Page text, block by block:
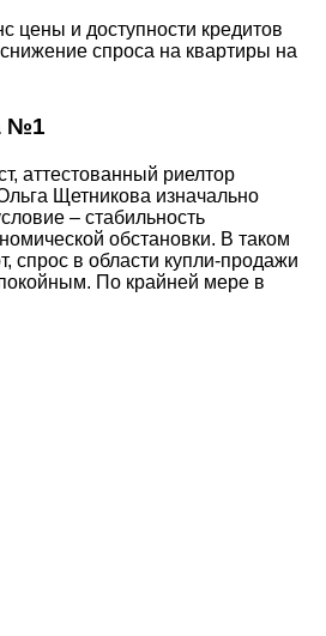
цены и доступности кредитов
спроса на квартиры на
№1
аттестованный риелтор
Щетникова изначально
– стабильность
обстановки. В таком
спрос в области купли-продажи
По крайней мере в